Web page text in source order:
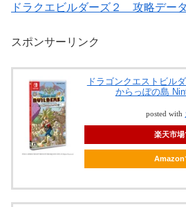
ドラクエビルダーズ２ 攻略デー
スポンサーリンク
ドラゴンクエストビル
からっぽの島
posted with
楽天市
Amazon